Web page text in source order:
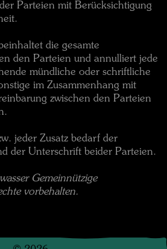
Parteien mit Berücksichtigung
die gesamte
den Parteien und annulliert jede
mündliche oder schriftliche
im Zusammenhang mit
zwischen den Parteien
jeder Zusatz bedarf der
der Unterschrift beider Parteien.
Gemeinnützige
vorbehalten.